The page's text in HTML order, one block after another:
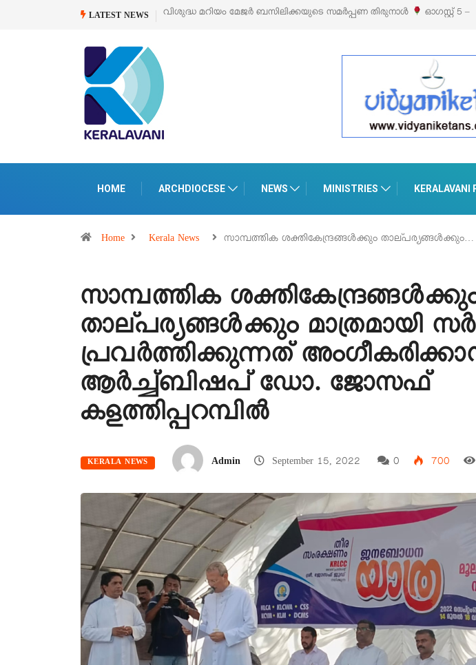
LATEST NEWS ‘പെറ്റൽസ്’ ലൈഫ് സ്റ്റൈൽ എക്സിബിഷനും സെയിലും ഓഗസ്റ്റ് 8-ന്
HOME ARCHDIOCESE NEWS MINISTRIES KERALAVANI
Home Kerala News സാമ്പത്തിക ശക്തികേന്ദ്രങ്ങള്‍ക്കും താല്പര്യങ്ങള്‍ക്കും…
സാമ്പത്തിക
താല്പര്യങ്ങള്‍ക്കും മാത്രമായി
പ്രവര്‍ത്തിക്കുന്നത്
ആര്‍ച്ച്ബിഷപ് ഡോ. ജോസഫ്
കളത്തിപ്പറമ്പില്‍
KERALA NEWS Admin September 15, 2022 0 700